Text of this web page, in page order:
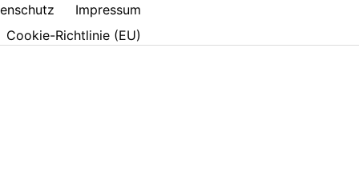
Impressum
Cookie-Richtlinie (EU)